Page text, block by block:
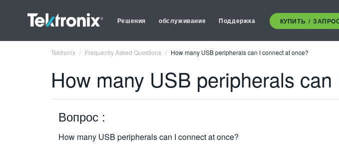
Решения обслуживание Поддержка КУПИТЬ /
Tektronix Frequently Asked Questions How many USB peripherals can I connect at once?
How many USB peripherals
Вопрос :
How many USB peripherals can I connect at once?